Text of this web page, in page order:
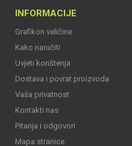
INFORMACIJE
Grafikon veličine
Kako naručiti
Uvjeti korištenja
Dostava i povrat proizvoda
Vaša privatnost
Kontakti nas
Pitanja i odgovori
Mapa stranice